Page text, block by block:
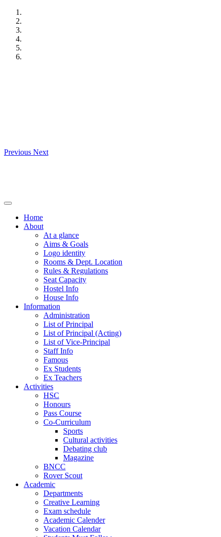
Skip
content
Previous Next
Home
About
At a glance
Aims & Goals
Logo identity
Rooms & Dept. Location
Rules & Regulations
Seat Capacity
Hostel Info
House Info
Information
Administration
List of Principal
List of Principal (Acting)
List of Vice-Principal
Staff Info
Famous
Ex Students
Ex Teachers
Activities
HSC
Honours
Pass Course
Co-Curriculum
Sports
Cultural activities
Debating club
Magazine
BNCC
Rover Scout
Academic
Departments
Creative Learning
Exam schedule
Academic Calender
Vacation Calendar